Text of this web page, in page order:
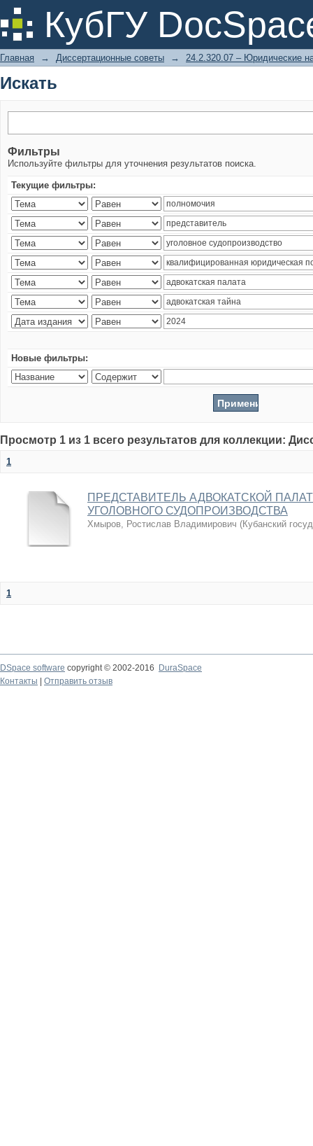
КубГУ
Искать
Главная → Диссертационные советы → 24.2.320.07 – Юридические
Искать
Фильтры
Используйте фильтры для уточнения результатов поиска.
Текущие фильтры:
Новые фильтры:
Просмотр 1 из 1 всего результатов для коллекции:
1
ПРЕДСТАВИТЕЛЬ АДВОКАТСКОЙ
УГОЛОВНОГО СУДОПРОИЗВОДСТВА
Хмыров, Ростислав Владимирович (Кубанский
1
DSpace software copyright © 2002-2016
DuraSpace
Контакты
Отправить отзыв